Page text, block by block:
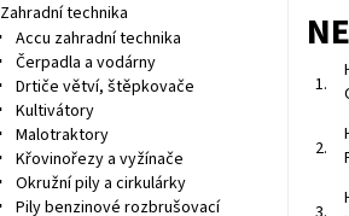
1.
2.
Zahradní technika
Accu zahradní technika
Čerpadla a vodárny
Drtiče větví, štěpkovače
Kultivátory
Malotraktory
Křovinořezy a vyžínače
Okružní pily a cirkulárky
Pily benzinové rozbrušovací